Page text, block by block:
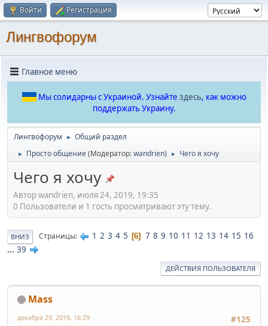
Войти Регистрация
Лингвофорум
Главное меню
Мы солидарны с Украиной. Узнайте здесь, как можно
поддержать Украину.
Лингвофорум ► Общий раздел
► Просто общение(Модератор:wandrien) ► Чего я хочу
Чего я хочу
Автор wandrien, июля 24, 2019, 19:35
0 Пользователи и 1 гость просматривают эту тему.
ВНИЗ Страницы 1 2 3 4 5 6 7 8 9 10 11 12 13 14 15 16
... 39
ДЕЙСТВИЯ ПОЛЬЗОВАТЕЛЯ
Mass
#125
декабря 29, 2019, 16:29